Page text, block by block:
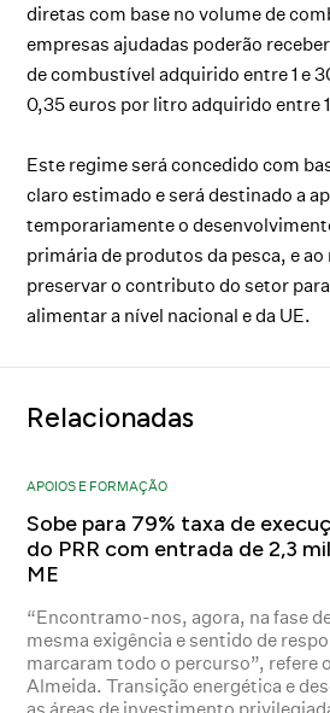
diretas com base no volume de
empresas ajudadas poderão
de combustível adquirido entre 1 e
0,35 euros por litro adquirido entre
Este regime será concedido com
claro estimado e será destinado a
temporariamente o
primária de produtos da pesca, e
preservar o contributo do setor
alimentar a nível nacional e da UE.
Relacionadas
APOIOS E FORMAÇÃO
Sobe para 79% taxa de
do PRR com entrada de 2,3 mil
ME
“Encontramo-nos, agora, na fase
mesma exigência e sentido de
marcaram todo o percurso”, refere
Almeida. Transição energética e
as áreas de investimento